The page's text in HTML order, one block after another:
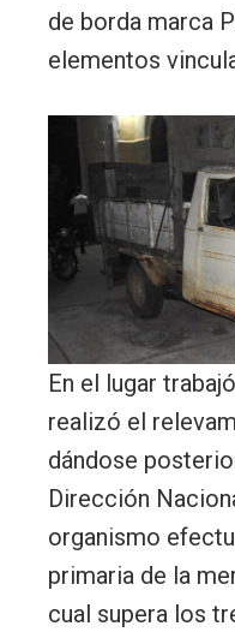
de borda marca
elementos
En el lugar
realizó el
dándose
Dirección
organismo
primaria de la
cual supera los